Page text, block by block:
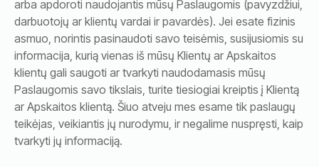
arba apdoroti naudojantis mūsų Paslaugomis (pavyzdžiui,
darbuotojų ar klientų vardai ir pavardės). Jei esate fizinis
asmuo, norintis pasinaudoti savo teisėmis, susijusiomis su
informacija, kurią vienas iš mūsų Klientų ar Apskaitos
klientų gali saugoti ar tvarkyti naudodamasis mūsų
Paslaugomis savo tikslais, turite tiesiogiai kreiptis į Klientą
ar Apskaitos klientą. Šiuo atveju mes esame tik paslaugų
teikėjas, veikiantis jų nurodymu, ir negalime nuspręsti, kaip
tvarkyti jų informaciją.